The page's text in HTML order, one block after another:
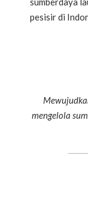
pesisir di
mengelola